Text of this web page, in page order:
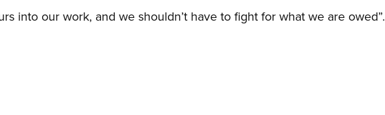
into our work, and we shouldn’t have to fight for what we are owed”.